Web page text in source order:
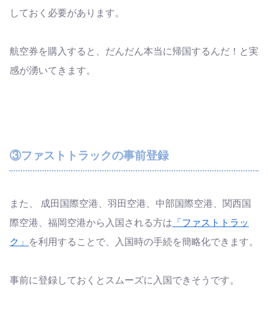
しておく必要があります。
航空券を購入すると、だんだん本当に帰国するんだ！と実
感が湧いてきます。
③ファストトラックの事前登録
また、 成田国際空港、羽田空港、中部国際空港、関西国
際空港、福岡空港から入国される方は 「ファストトラッ
ク」
を利用することで、入国時の手続を簡略化できます。
事前に登録しておくとスムーズに入国できそうです。